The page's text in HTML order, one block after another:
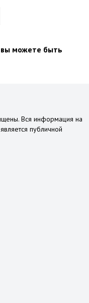
вы можете быть
Вся информация на
публичной